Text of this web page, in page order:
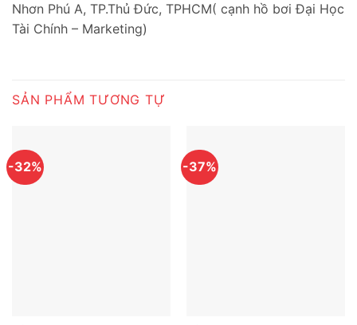
Nhơn Phú A, TP.Thủ Đức, TPHCM( cạnh hồ bơi Đại Học
Tài Chính – Marketing)
SẢN PHẨM TƯƠNG TỰ
-32% -37%